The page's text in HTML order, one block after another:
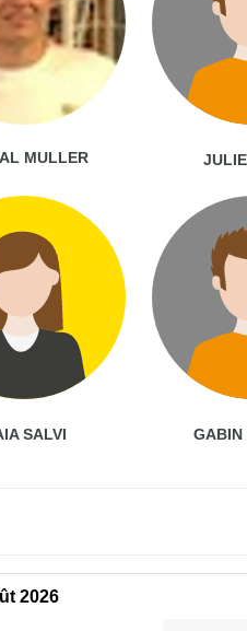
MULLER
SALVI GABIN
2026